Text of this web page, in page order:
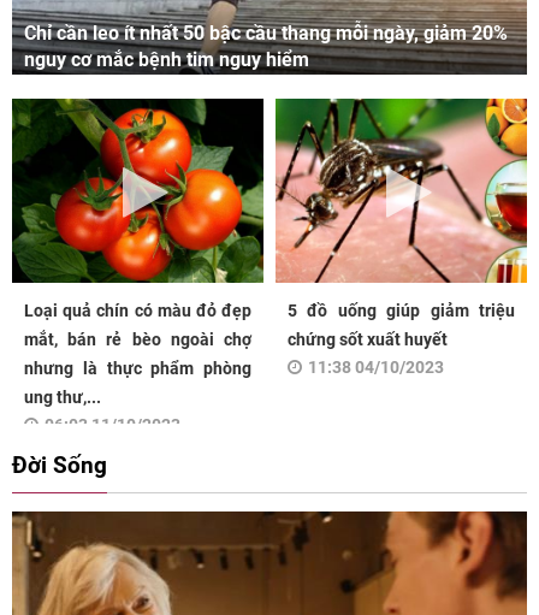
Chỉ cần leo ít nhất 50 bậc cầu thang mỗi ngày, giảm 20%
nguy cơ mắc bệnh tim nguy hiểm
Loại quả chín có màu đỏ đẹp
mắt, bán rẻ bèo ngoài chợ
nhưng là thực phẩm phòng
ung thư,...
06:03 11/10/2023
5 đồ uống giúp giảm triệu
chứng sốt xuất huyết
11:38 04/10/2023
Đời Sống